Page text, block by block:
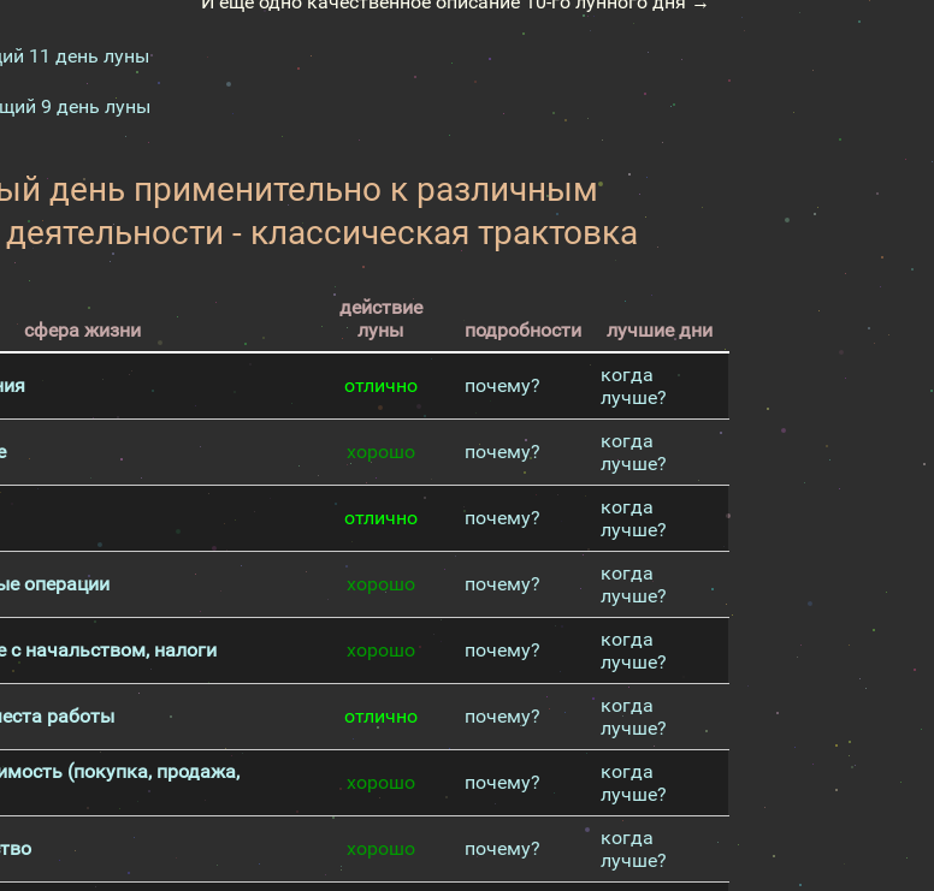
11 день луны
9 день луны
день применительно к различным
- классическая трактовка
сфера жизни
действие
луны
подробности лучшие дни
отлично почему?
когда
лучше?
хорошо почему?
когда
лучше?
отлично почему?
когда
лучше?
операции хорошо почему?
когда
лучше?
с начальством, налоги хорошо почему?
когда
лучше?
работы отлично почему?
когда
лучше?
(покупка, продажа,
хорошо почему?
когда
лучше?
хорошо почему?
когда
лучше?